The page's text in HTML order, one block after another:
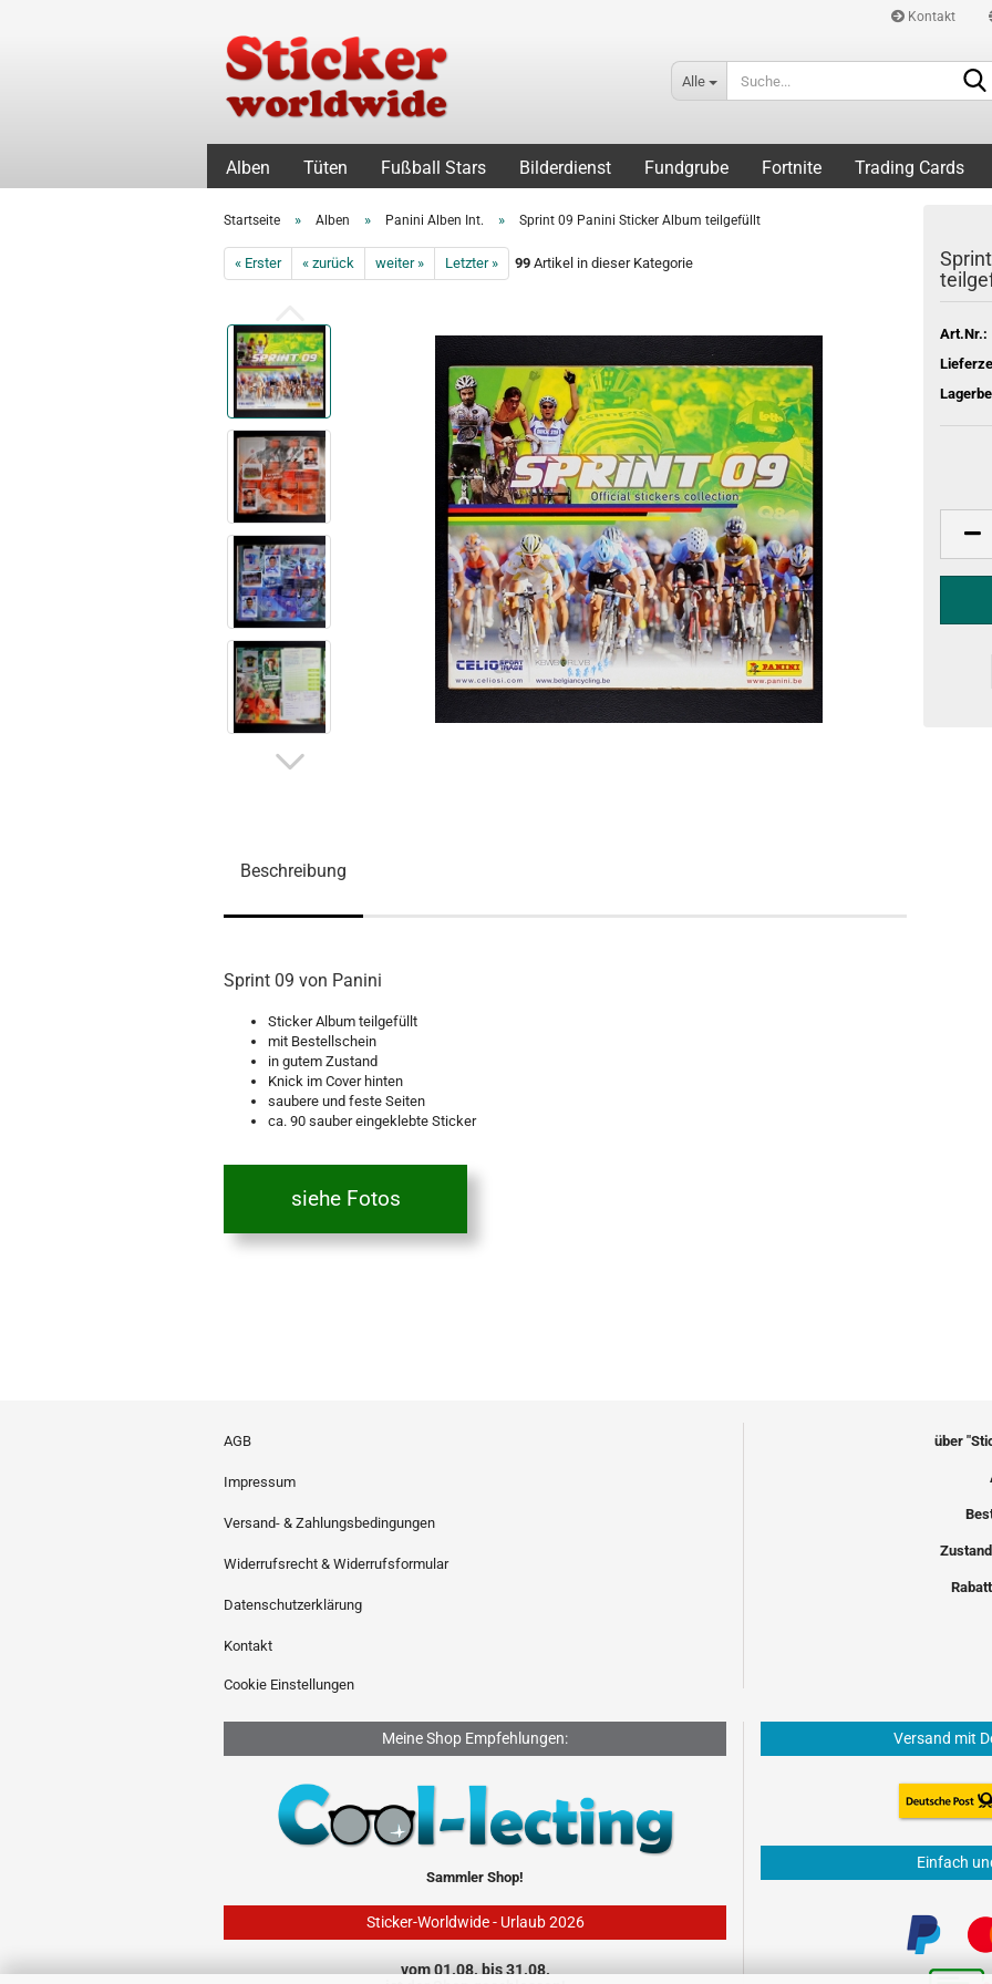
Kontakt
Alle
Alben Tüten Fußball Stars Bilderdienst Fundgrube Fortnite Trading Cards
Startseite » Alben » Panini Alben Int. » Sprint 09 Panini Sticker Album teilgefüllt
« Erster « zurück weiter » Letzter » 99 Artikel in dieser Kategorie
Art.Nr.:
Beschreibung
Sprint 09 von Panini
Sticker Album teilgefüllt
mit Bestellschein
in gutem Zustand
Knick im Cover hinten
saubere und feste Seiten
ca. 90 sauber eingeklebte Sticker
siehe Fotos
AGB
Impressum
Versand- & Zahlungsbedingungen
Widerrufsrecht & Widerrufsformular
Datenschutzerklärung
Kontakt
Cookie Einstellungen
über
Meine Shop Empfehlungen:
Sammler Shop!
Sticker-Worldwide - Urlaub 2026
vom 01.08. bis 31.08.
Versand mit
Einfach